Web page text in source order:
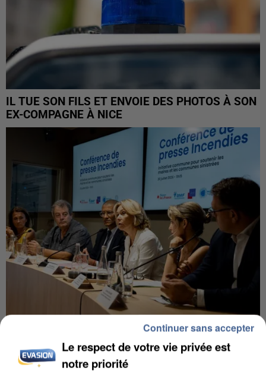
IL TUE SON FILS ET ENVOIE DES PHOTOS À SON
EX-COMPAGNE À NICE
INCENDIES : L’ÎLE-DE-FRANCE LANCE UN ÉLAN
DE SOLIDARITÉ AVEC LES...
Le respect de votre vie privée est
notre priorité
Continuer sans accepter